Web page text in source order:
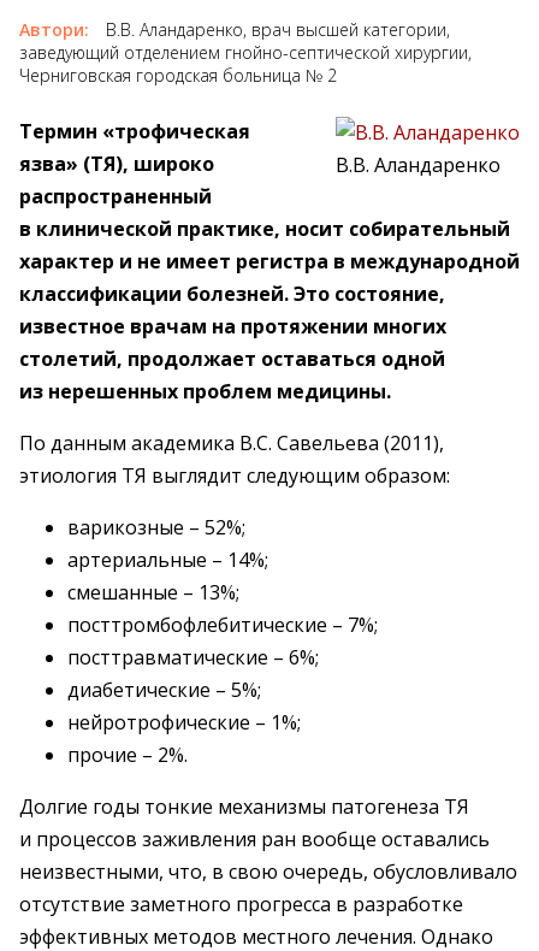
Автори:
В.В. Аландаренко, врач высшей категории,
заведующий отделением гнойно-септической хирургии,
Черниговская городская больница № 2
В.В. Аландаренко
Термин «трофическая
язва» (ТЯ), широко
распространенный
в клинической практике, носит собирательный
характер и не имеет регистра в международной
классификации болезней. Это состояние,
известное врачам на протяжении многих
столетий, продолжает оставаться одной
из нерешенных проблем медицины.
По данным академика В.С. Савельева (2011),
этиология ТЯ выглядит следующим образом:
варикозные – 52%;
артериальные – 14%;
смешанные – 13%;
посттромбофлебитические – 7%;
посттравматические – 6%;
диабетические – 5%;
нейротрофические – 1%;
прочие – 2%.
Долгие годы тонкие механизмы патогенеза ТЯ
и процессов заживления ран вообще оставались
неизвестными, что, в свою очередь, обусловливало
отсутствие заметного прогресса в разработке
эффективных методов местного лечения. Однако